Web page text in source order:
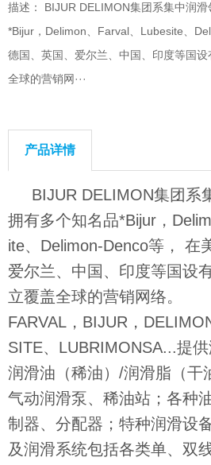
描述： BIJUR DELIMON集团系集中润
*Bijur，Delimon、Farval、Lubesite、
德国、英国、爱尔兰、中国、印度等国
全球的营销网···
产品详情
BIJUR DELIMON集团系
拥有多个知名品*Bijur，
ite、Delimon-Denco等， 在
爱尔兰、中国、印度等国设
立覆盖全球的营销网络。
FARVAL，BIJUR，
SITE、LUBRIMONSA...提
润滑油（稀油）/润滑脂（干
气动润滑泵、稀油站；各种
制器、分配器；特种润滑设
及润滑系统包括各类单、双